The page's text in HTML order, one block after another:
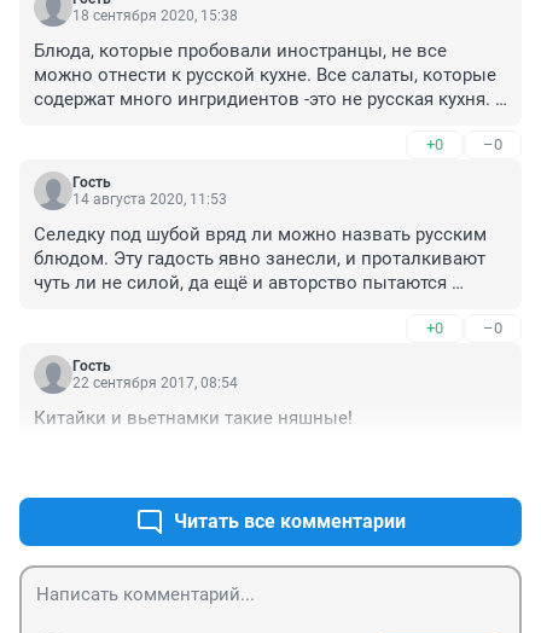
18 сентября 2020, 15:38
Блюда, которые пробовали иностранцы, не все
можно отнести к русской кухне. Все салаты, которые
содержат много ингридиентов -это не русская кухня.
блюда - это щи и похлёбки. Холодец и окрошка
должны быть очень хорошо и правильно
приготовлены из качественных продуктов (и то не
картошка в мундире. Каждая национальная кухня,
имеет свою специфику. Россияне тоже не всё будут
есть в Китае или Индии. Статья интересная, спасибо
+0 –0
Гость
14 августа 2020, 11:53
Селедку под шубой вряд ли можно назвать русским
блюдом. Эту гадость явно занесли, и проталкивают
чуть ли не силой, да ещё и авторство пытаются
Холодец достаточно плохо приготовить, чтобы
вызвать отвращение. Чуть недосолить и отторжение
обеспечено. Долго не мог понять, что часто с ним не
специй. Блюдо последней надежды 70-х годов
Окрошка и на квасе и на молочных блюдах
рискованный продукт. К квасу надо привыкать пару
дней, а пока не привык и окрошка противопоказана.
Согласен с оценкой иностранцев, гадость редкостная
в любом исполнении и по любому рецепту.
+0 –0
Гость
22 сентября 2017, 08:54
Китайки и вьетнамки такие няшные!
Читать все комментарии